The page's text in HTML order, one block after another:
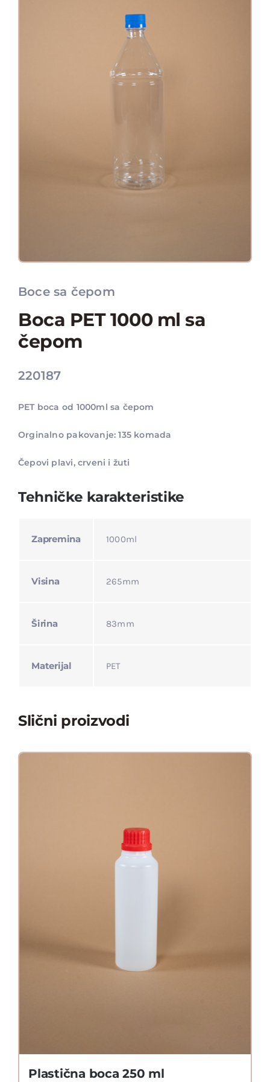
Boce sa čepom
Boca PET 1000 ml sa
čepom
220187
PET boca od 1000ml sa čepom
Orginalno pakovanje: 135 komada
Čepovi plavi, crveni i žuti
Tehničke karakteristike
Zapremina 1000ml
Visina 265mm
Širina 83mm
Materijal PET
Slični proizvodi
Plastična boca 250 ml